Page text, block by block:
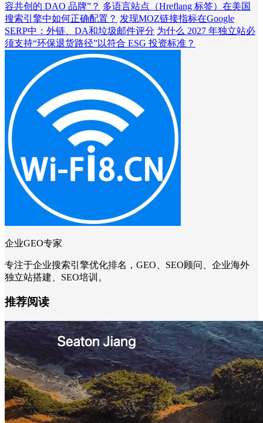
容共创的 DAO 品牌”？ 多语言站点（Hreflang 标签）在美国
搜索引擎中如何正确配置？ 发现MOZ链接指标在Google
SERP中：外链、DA和垃圾邮件评分 为什么 2027 年独立站必
须支持“环保退货路径”以符合 ESG 投资标准？
企业GEO专家
专注于企业搜索引擎优化排名，GEO、SEO顾问、企业海外
独立站搭建、SEO培训。
推荐阅读